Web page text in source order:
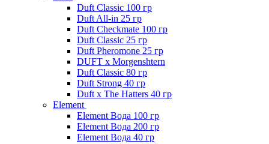
Duft Classic 100 гр
Duft All-in 25 гр
Duft Checkmate 100 гр
Duft Classic 25 гр
Duft Pheromone 25 гр
DUFT x Morgenshtern
Duft Classic 80 гр
Duft Strong 40 гр
Duft x The Hatters 40 гр
Element
Element Вода 100 гр
Element Вода 200 гр
Element Вода 40 гр